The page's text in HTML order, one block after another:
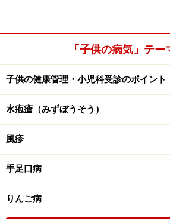
「子供の病気」テー
子供の健康管理・小児科受診のポイント
水疱瘡（みずぼうそう）
風疹
手足口病
りんご病